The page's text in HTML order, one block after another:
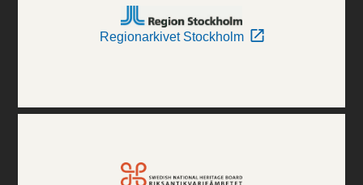
Regionarkivet Stockholm